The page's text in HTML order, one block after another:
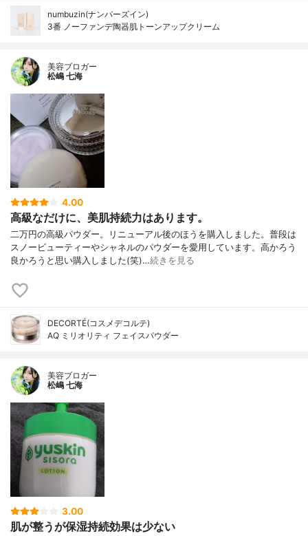
numbuzin(ナンバーズイン)
3番 ノーファンデ陶器肌トーンアップクリーム
美容ブロガー
松嶋 七海
4.00
高級なだけに、美肌持続力はあります。
二万円の高級パウダー。リニューアル後のほうを購入しました。普段は
スノービューティーやシャネルのパウダーを愛用しています。高かろう
良かろうと思い購入しました(笑)…続きを見る
DECORTÉ(コスメデコルテ)
AQ ミリオリティ フェイスパウダー
美容ブロガー
松嶋 七海
3.00
肌が整うが保湿持続効果は少ない